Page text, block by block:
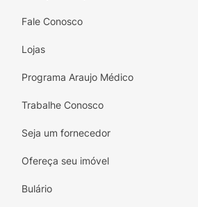
Fale Conosco
Lojas
Programa Araujo Médico
Trabalhe Conosco
Seja um fornecedor
Ofereça seu imóvel
Bulário